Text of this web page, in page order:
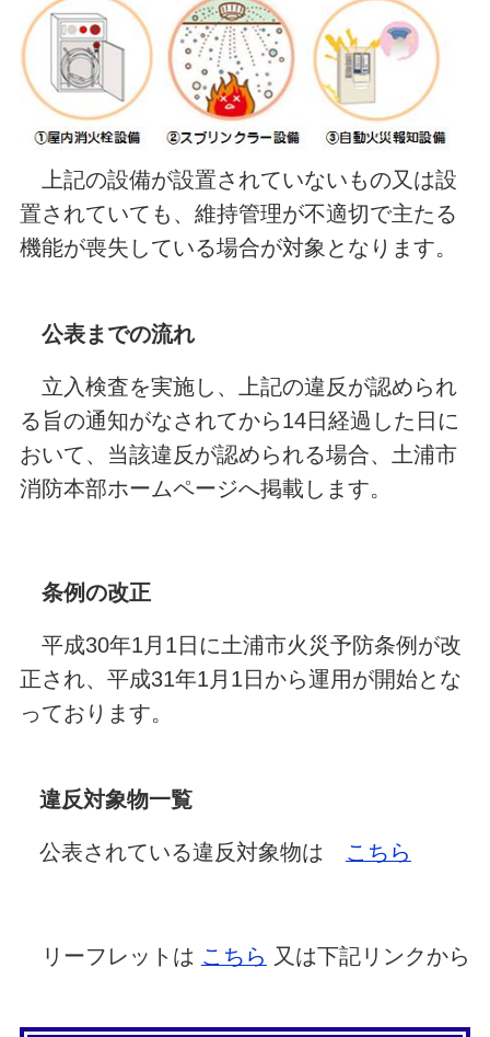
上記の設備が設置されていないもの又は設
置されていても、維持管理が不適切で主たる
機能が喪失している場合が対象となります。
公表までの流れ
立入検査を実施し、上記の違反が認められ
る旨の通知がなされてから14日経過した日に
おいて、当該違反が認められる場合、土浦市
消防本部ホームページへ掲載します。
条例の改正
平成30年1月1日に土浦市火災予防条例が改
正され、平成31年1月1日から運用が開始とな
っております。
違反対象物一覧
公表されている違反対象物は こちら
リーフレットは こちら 又は下記リンクから